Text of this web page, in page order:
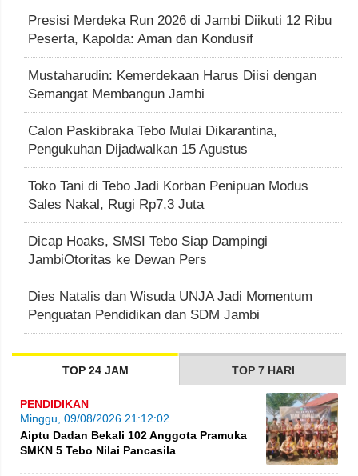
Presisi Merdeka Run 2026 di Jambi Diikuti 12 Ribu
Peserta, Kapolda: Aman dan Kondusif
Mustaharudin: Kemerdekaan Harus Diisi dengan
Semangat Membangun Jambi
Calon Paskibraka Tebo Mulai Dikarantina,
Pengukuhan Dijadwalkan 15 Agustus
Toko Tani di Tebo Jadi Korban Penipuan Modus
Sales Nakal, Rugi Rp7,3 Juta
Dicap Hoaks, SMSI Tebo Siap Dampingi
JambiOtoritas ke Dewan Pers
Dies Natalis dan Wisuda UNJA Jadi Momentum
Penguatan Pendidikan dan SDM Jambi
TOP 24 JAM TOP 7 HARI
PENDIDIKAN
Minggu, 09/08/2026 21:12:02
Aiptu Dadan Bekali 102 Anggota Pramuka
SMKN 5 Tebo Nilai Pancasila